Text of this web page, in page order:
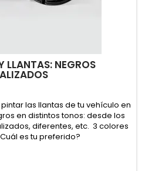
LLANTAS: NEGROS
las llantas de tu vehículo en
en distintos tonos: desde los
diferentes, etc. 3 colores
es tu preferido?